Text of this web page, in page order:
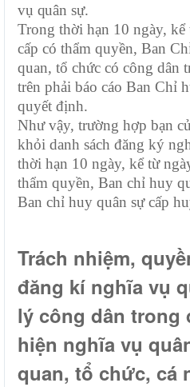
vụ quân sự.
Trong thời hạn 10 ngày, kể
cấp có thẩm quyền, Ban
quan, tổ chức có công dân
trên phải báo cáo Ban Chỉ
quyết định.
Như vậy, trường hợp bạn
khỏi danh sách đăng ký
thời hạn 10 ngày, kể từ
thẩm quyền, Ban chỉ huy
Ban chỉ huy quân sự cấp
Trách nhiệm,
đăng kí nghĩa vụ
lý công dân
hiện nghĩa vụ
quan, tổ chức, cá